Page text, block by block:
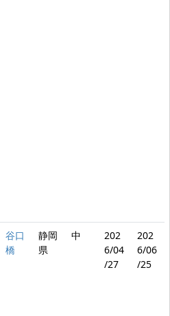
谷口
橋
静岡
県
中
202
6/04
/27
202
6/06
/25